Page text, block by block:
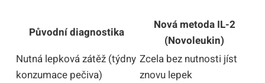
Původní diagnostika
Nová metoda IL-2
(Novoleukin)
Nutná lepková zátěž (týdny
konzumace pečiva)
Zcela bez nutnosti jíst
znovu lepek